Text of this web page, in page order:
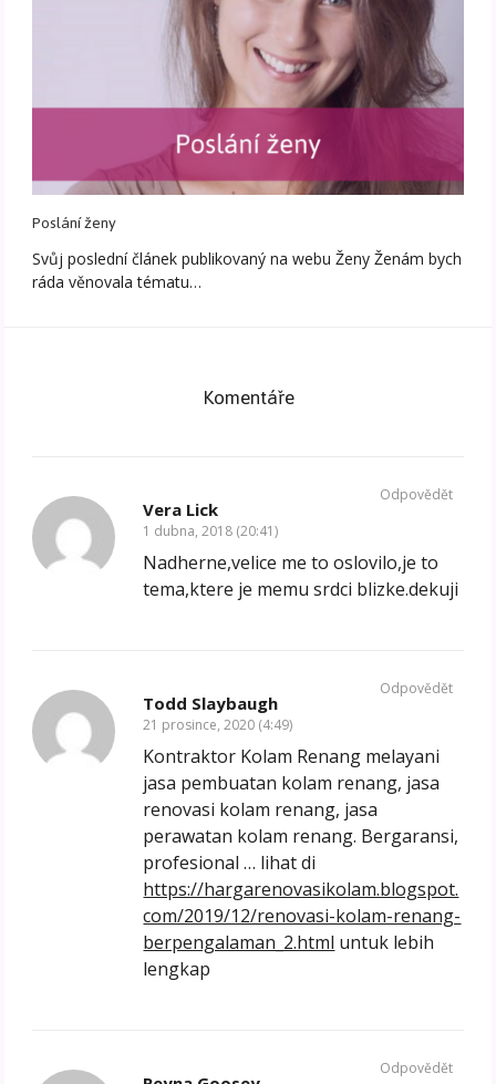
Poslání ženy
Svůj poslední článek publikovaný na webu Ženy Ženám bych
ráda věnovala tématu…
Komentáře
Vera Lick
1 dubna, 2018 (20:41)
Nadherne,velice me to oslovilo,je to
tema,ktere je memu srdci blizke.dekuji
Odpovědět
Todd Slaybaugh
21 prosince, 2020 (4:49)
Kontraktor Kolam Renang melayani
jasa pembuatan kolam renang, jasa
renovasi kolam renang, jasa
perawatan kolam renang. Bergaransi,
profesional … lihat di
https://hargarenovasikolam.blogspot.
com/2019/12/renovasi-kolam-renang-
berpengalaman_2.html untuk lebih
lengkap
Odpovědět
Odpovědět